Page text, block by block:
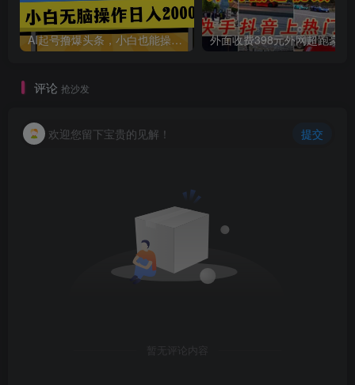
AI起号撸爆头条，小白也能操作，日入2000+
评论 抢沙发
欢迎您留下宝贵的见解！ 提交
暂无评论内容